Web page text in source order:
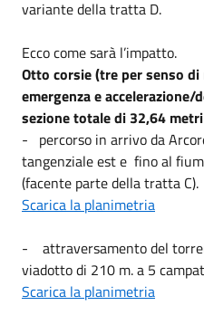
variante della tratta D.
Ecco come sarà l’impatto.
Otto corsie (tre per senso
emergenza e accelerazione/
sezione totale di 32,64
- percorso in arrivo da
tangenziale est e fino al
(facente parte della tratta C).
Scarica la planimetria
- attraversamento del
viadotto di 210 m. a 5
Scarica la planimetria